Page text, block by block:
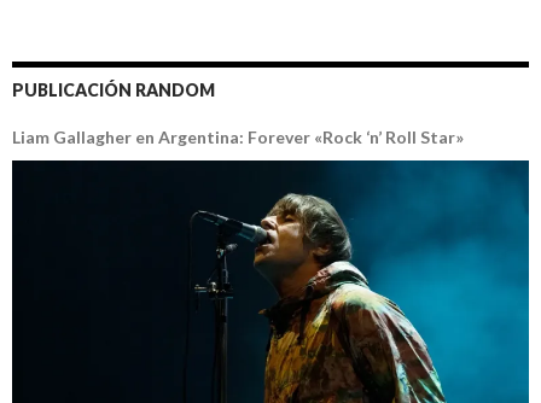
PUBLICACIÓN RANDOM
Liam Gallagher en Argentina: Forever «Rock ‘n’ Roll Star»